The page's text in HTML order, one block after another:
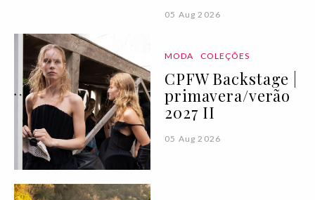
05 Aug 2026
MODA COLEÇÕES
CPFW Backstage |
primavera/verão
2027 II
05 Aug 2026